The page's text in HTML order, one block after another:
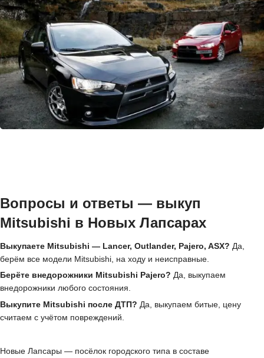
Вопросы и ответы — выкуп
Mitsubishi в Новых Лапсарах
Выкупаете Mitsubishi — Lancer, Outlander, Pajero, ASX? Да,
берём все модели Mitsubishi, на ходу и неисправные.
Берёте внедорожники Mitsubishi Pajero? Да, выкупаем
внедорожники любого состояния.
Выкупите Mitsubishi после ДТП? Да, выкупаем битые, цену
считаем с учётом повреждений.
Новые Лапсары — посёлок городского типа в составе